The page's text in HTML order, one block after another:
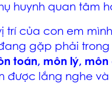
huynh quan tâm
trí của con em
gặp phải
toán, môn lý, môn
được lắng nghe và